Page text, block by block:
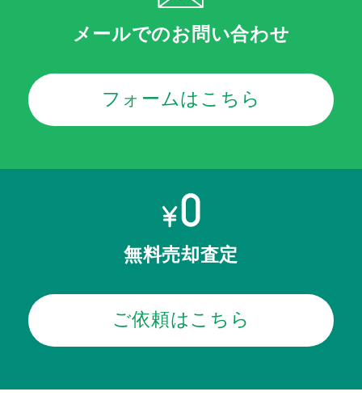
メールでのお問い合わせ
フォームはこちら
無料売却査定
ご依頼はこちら